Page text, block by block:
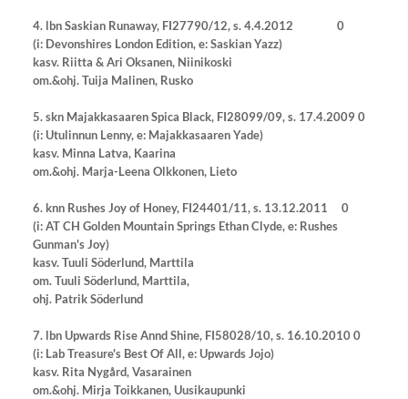
4. lbn Saskian Runaway, FI27790/12, s. 4.4.2012 0
(i: Devonshires London Edition, e: Saskian Yazz)
kasv. Riitta & Ari Oksanen, Niinikoski
om.&ohj. Tuija Malinen, Rusko
5. skn Majakkasaaren Spica Black, FI28099/09, s. 17.4.2009 0
(i: Utulinnun Lenny, e: Majakkasaaren Yade)
kasv. Minna Latva, Kaarina
om.&ohj. Marja-Leena Olkkonen, Lieto
6. knn Rushes Joy of Honey, FI24401/11, s. 13.12.2011 0
(i: AT CH Golden Mountain Springs Ethan Clyde, e: Rushes
Gunman's Joy)
kasv.Tuuli Söderlund, Marttila
om. Tuuli Söderlund, Marttila,
ohj. Patrik Söderlund
7. lbn Upwards Rise Annd Shine, FI58028/10, s. 16.10.2010 0
(i: Lab Treasure's Best Of All, e: Upwards Jojo)
kasv. Rita Nygård, Vasarainen
om.&ohj. Mirja Toikkanen, Uusikaupunki